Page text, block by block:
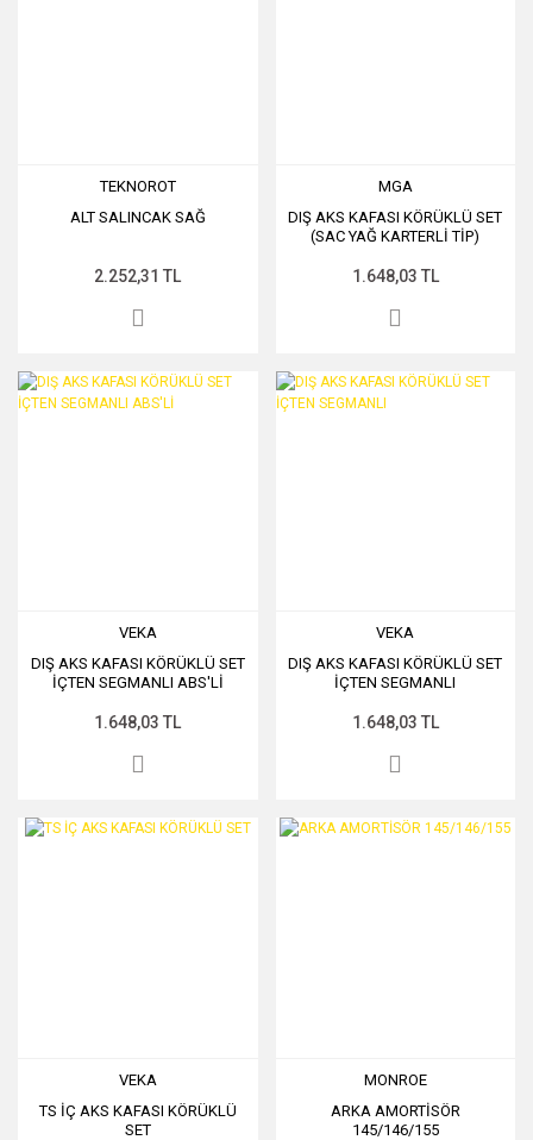
TEKNOROT
ALT SALINCAK SAĞ
2.252,31 TL
MGA
DIŞ AKS KAFASI KÖRÜKLÜ SET
(SAC YAĞ KARTERLİ TİP)
1.648,03 TL
VEKA
DIŞ AKS KAFASI KÖRÜKLÜ SET
İÇTEN SEGMANLI ABS'Lİ
1.648,03 TL
VEKA
DIŞ AKS KAFASI KÖRÜKLÜ SET
İÇTEN SEGMANLI
1.648,03 TL
VEKA
TS İÇ AKS KAFASI KÖRÜKLÜ
SET
MONROE
ARKA AMORTİSÖR
145/146/155